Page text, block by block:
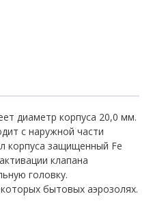
диаметр корпуса 20,0 мм.
с наружной части
корпуса защищенный Fe
клапана
головку.
бытовых аэрозолях.